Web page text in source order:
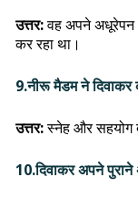
उत्तर:वह अपने अधूरेपन
कर रहा था।
9.नीरू मैडम ने
उत्तर:स्नेह और सहयोग
10.दिवाकर अपने पुराने